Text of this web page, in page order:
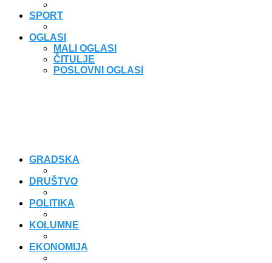
SPORT
OGLASI
MALI OGLASI
ČITULJE
POSLOVNI OGLASI
GRADSKA
DRUŠTVO
POLITIKA
KOLUMNE
EKONOMIJA